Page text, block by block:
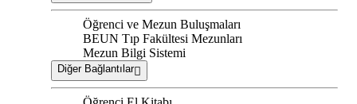
Öğrenci ve Mezun Buluşmaları
BEUN Tıp Fakültesi Mezunları
Mezun Bilgi Sistemi
Diğer Bağlantılar